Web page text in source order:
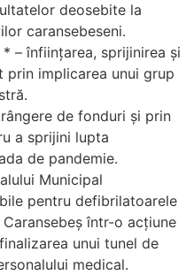
deosebite la
caransebeseni.
– înființarea, sprijinirea și
implicarea unui grup
de fonduri și prin
a sprijini lupta
de pandemie.
Municipal
pentru defibrilatoarele
într-o acțiune
unui tunel de
medical.